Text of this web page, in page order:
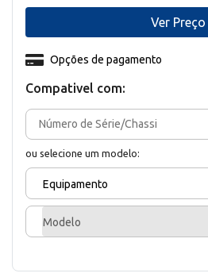
Compativel com:
ou selecione um modelo:
Equipamento
Modelo
Opções de pagamento
Ver Preço